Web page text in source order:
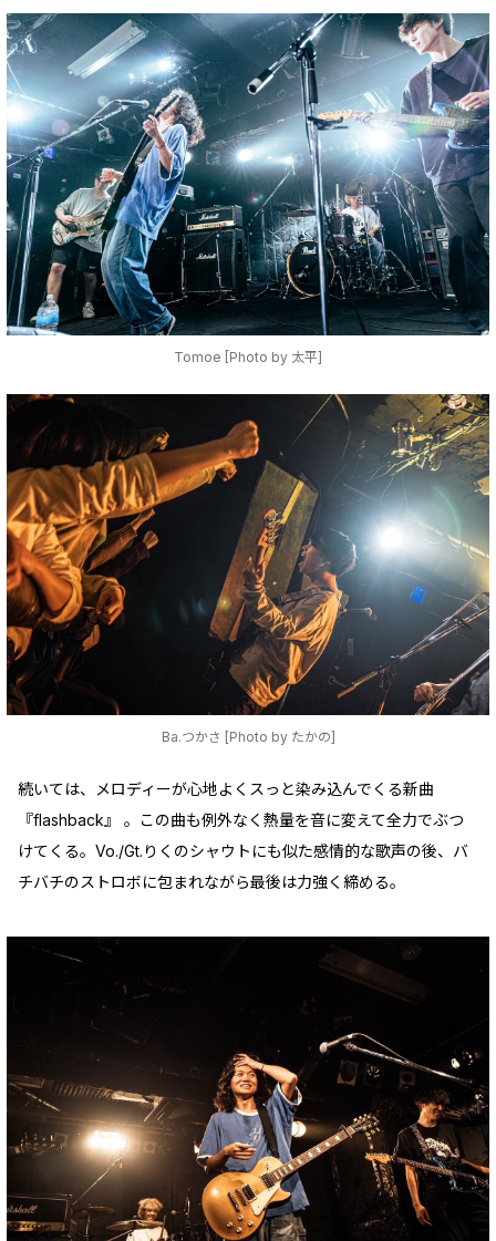
Tomoe [Photo by 太平]
Ba.つかさ [Photo by たかの]
続いては、メロディーが心地よくスっと染み込んでくる新曲
『flashback』 。この曲も例外なく熱量を音に変えて全力でぶつ
けてくる。Vo./Gt.りくのシャウトにも似た感情的な歌声の後、バ
チバチのストロボに包まれながら最後は力強く締める。